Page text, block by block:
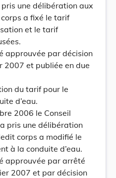
une délibération aux
a fixé le tarif
et le tarif
approuvée par décision
2007 et publiée en due
du tarif pour le
d’eau.
2006 le Conseil
pris une délibération
corps a modifié le
à la conduite d’eau.
approuvée par arrêté
2007 et par décision